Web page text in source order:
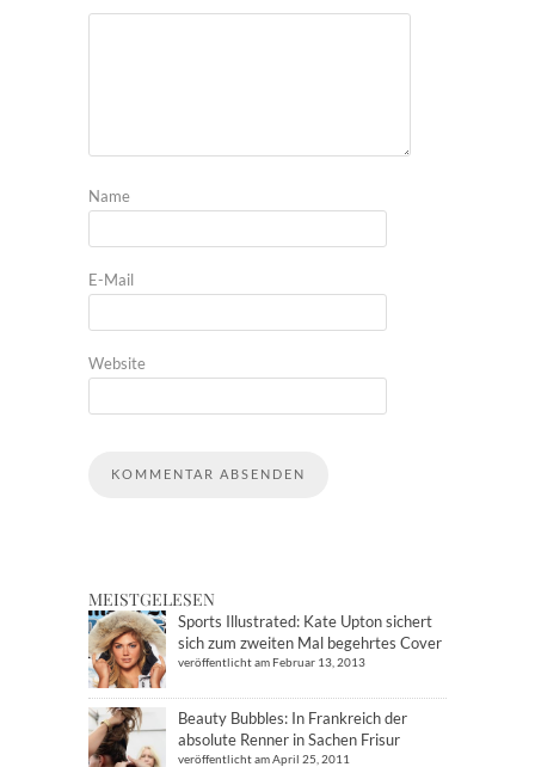
Name
E-Mail
Website
MEISTGELESEN
Sports Illustrated: Kate Upton sichert
sich zum zweiten Mal begehrtes Cover
veröffentlicht am Februar 13, 2013
Beauty Bubbles: In Frankreich der
absolute Renner in Sachen Frisur
veröffentlicht am April 25, 2011